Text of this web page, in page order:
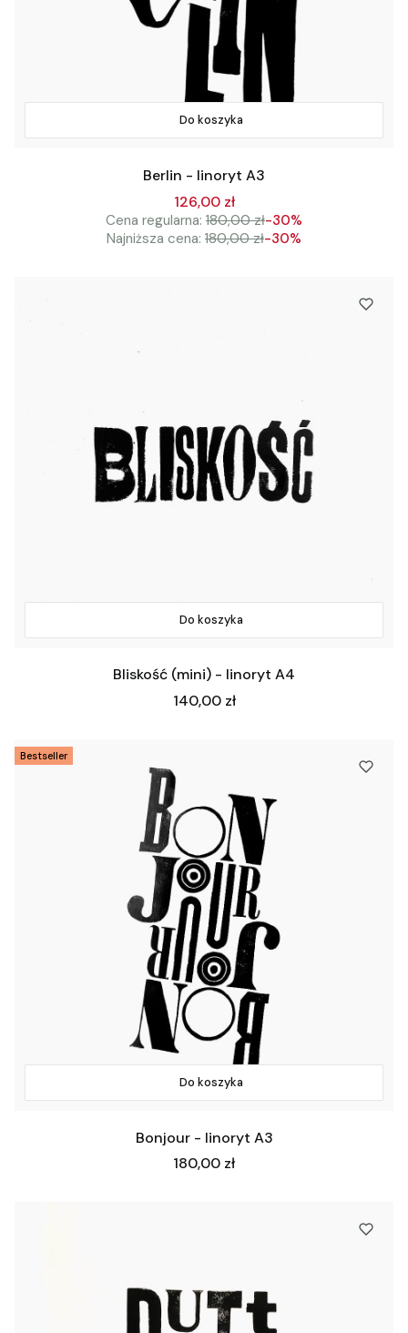
Do koszyka
Berlin - linoryt A3
126,00 zł
Cena regularna: 180,00 zł-30%
Najniższa cena: 180,00 zł-30%
Do koszyka
Bliskość (mini) - linoryt A4
Cena
140,00 zł
Bestseller
Do koszyka
Bonjour - linoryt A3
Cena
180,00 zł